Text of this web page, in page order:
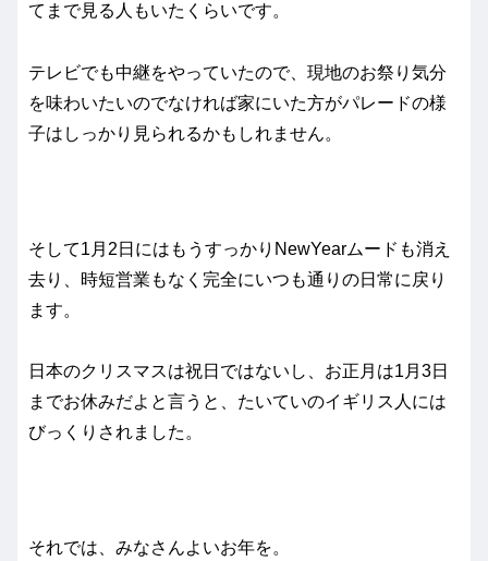
てまで見る人もいたくらいです。
テレビでも中継をやっていたので、現地のお祭り気分
を味わいたいのでなければ家にいた方がパレードの様
子はしっかり見られるかもしれません。
そして1月2日にはもうすっかりNewYearムードも消え
去り、時短営業もなく完全にいつも通りの日常に戻り
ます。
日本のクリスマスは祝日ではないし、お正月は1月3日
までお休みだよと言うと、たいていのイギリス人には
びっくりされました。
それでは、みなさんよいお年を。